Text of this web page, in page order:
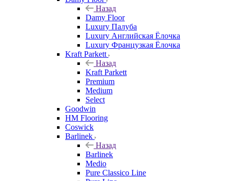
Назад
Damy Floor
Luxury Палуба
Luxury Английская Ёлочка
Luxury Французкая Ёлочка
Kraft Parkett
Назад
Kraft Parkett
Premium
Medium
Select
Goodwin
HM Flooring
Coswick
Barlinek
Назад
Barlinek
Medio
Pure Classico Line